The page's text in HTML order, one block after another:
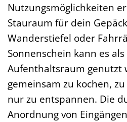
Nutzungsmöglichkeiten
Stauraum für dein
Wanderstiefel oder
Sonnenschein kann es
Aufenthaltsraum genutzt
gemeinsam zu kochen,
nur zu entspannen. Die
Anordnung von